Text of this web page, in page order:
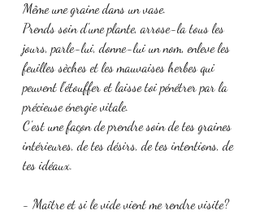
Même une graine dans un vase.
Prends soin d'une plante, arrose-la tous les
jours, parle-lui, donne-lui un nom, enleve les
feuilles sèches et les mauvaises herbes qui
peuvent l'étouffer et laisse toi pénétrer par la
précieuse énergie vitale.
C'est une façon de prendre soin de tes graines
intérieures, de tes désirs, de tes intentions, de
tes idéaux.
- Maître et si le vide vient me rendre visite?